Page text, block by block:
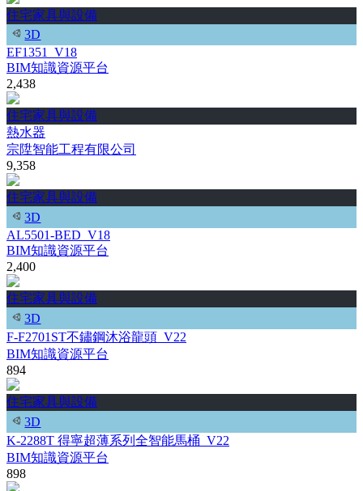
住宅家具與設備
3D
EF1351_V18
BIM知識資源平台
2,438
住宅家具與設備
熱水器
宗陞智能工程有限公司
9,358
住宅家具與設備
3D
AL5501-BED_V18
BIM知識資源平台
2,400
住宅家具與設備
3D
F-F2701ST不鏽鋼沐浴龍頭_V22
BIM知識資源平台
894
住宅家具與設備
3D
K-2288T 得寧超薄系列全智能馬桶_V22
BIM知識資源平台
898